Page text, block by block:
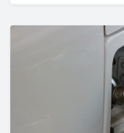
periodo